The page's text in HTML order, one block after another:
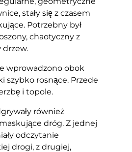
stały się z czasem
Potrzebny był
chaotyczny z
drzew.
wprowadzono obok
szybko rosnące. Przede
i topole.
również
dróg. Z jednej
odczytanie
drogi, z drugiej,